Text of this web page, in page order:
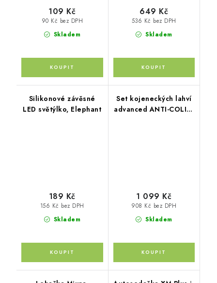
Skladem
90 Kč bez DPH
109 Kč
Skladem
536 Kč bez DPH
649 Kč
Silikonové závěsné
LED světýlko, Elephant
Skladem
156 Kč bez DPH
189 Kč
Set kojeneckých lahví
advanced ANTI-COLIC,
Skladem
908 Kč bez DPH
1 099 Kč